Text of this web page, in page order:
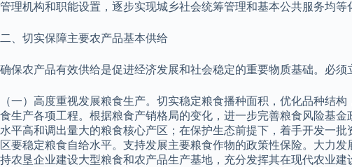
管理机构和职能设置，逐步实现城乡社会统筹管理和基本公共服务均等
二、切实保障主要农产品基本供给
确保农产品有效供给是促进经济发展和社会稳定的重要物质基础。必
（一）高度重视发展粮食生产。切实稳定粮食播种面积，优化品种结
食生产各项工程。根据粮食产销格局的变化，进一步完善粮食风险基
水平高和调出量大的粮食核心产区；在保护生态前提下，着手开发一
区要稳定粮食自给水平。支持发展主要粮食作物的政策性保险。大力
持农垦企业建设大型粮食和农产品生产基地，充分发挥其在现代农业建